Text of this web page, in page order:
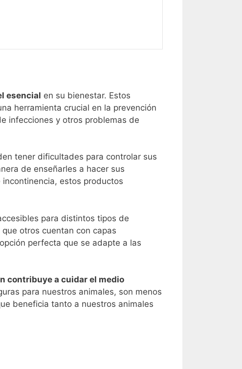
esencial en su bienestar. Estos
herramienta crucial en la prevención
infecciones y otros problemas de
tener dificultades para controlar sus
de enseñarles a hacer sus
estos productos
para distintos tipos de
que otros cuentan con capas
perfecta que se adapte a las
contribuye a cuidar el medio
para nuestros animales, son menos
beneficia tanto a nuestros animales